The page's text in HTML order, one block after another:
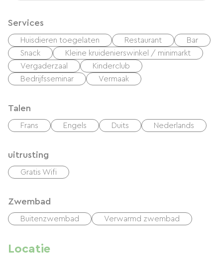
Services
Huisdieren toegelaten Restaurant
Bar
Snack
Kleine kruidenierswinkel / minimarkt
Vergaderzaal
Kinderclub
Bedrijfsseminar
Vermaak
Talen
Frans Engels Duits Nederlands
uitrusting
Gratis Wifi
Zwembad
Buitenzwembad Verwarmd zwembad
Locatie